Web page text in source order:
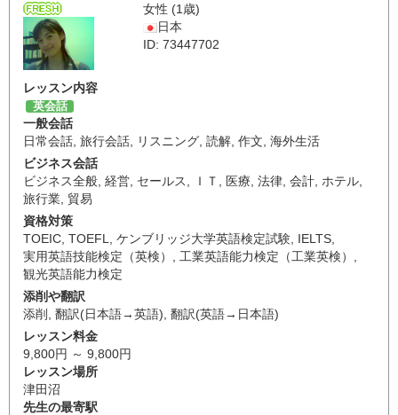
女性 (1歳)
日本
ID: 73447702
レッスン内容
英会話
一般会話
日常会話 旅行会話 リスニング 読解 作文 海外生活
ビジネス会話
ビジネス全般 経営 セールス ＩＴ 医療 法律 会計 ホテル
旅行業 貿易
資格対策
TOEIC TOEFL ケンブリッジ大学英語検定試験 IELTS
実用英語技能検定（英検）
工業英語能力検定（工業英検）
観光英語能力検定
添削や翻訳
添削
翻訳(日本語→英語) 翻訳(英語→日本語)
レッスン料金
9,800円 ～ 9,800円
レッスン場所
津田沼
先生の最寄駅